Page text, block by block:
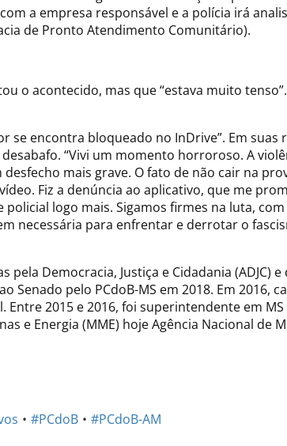
a empresa responsável e a polícia irá
de Pronto Atendimento Comunitário).
o acontecido, mas que “estava muito
encontra bloqueado no InDrive”. Em suas
“Vivi um momento horroroso. A
mais grave. O fato de não cair na
Fiz a denúncia ao aplicativo, que me
logo mais. Sigamos firmes na luta,
necessária para enfrentar e derrotar o
Democracia, Justiça e Cidadania (ADJC)
Senado pelo PCdoB-MS em 2018. Em 2016,
Entre 2015 e 2016, foi superintendente em
e Energia (MME) hoje Agência Nacional de
#PCdoB #PCdoB-AM